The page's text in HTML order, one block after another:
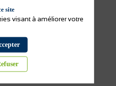
informations
Bois et dérivés
site
visant à améliorer votre